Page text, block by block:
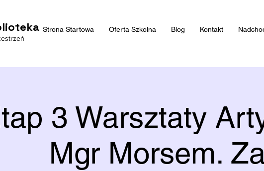
Strona Startowa Oferta Szkolna Blog Kontakt
3 Warsztaty
Mgr Morsem.